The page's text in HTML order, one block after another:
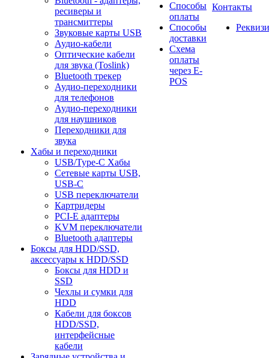
ресиверы и
трансмиттеры
Звуковые карты USB
Аудио-кабели
Оптические кабели
для звука (Toslink)
Bluetooth трекер
Аудио-переходники
для телефонов
Аудио-переходники
для наушников
Переходники для
звука
Хабы и переходники
USB/Type-C Хабы
Сетевые карты USB,
USB-C
USB переключатели
Картридеры
PCI-E адаптеры
KVM переключатели
Bluetooth адаптеры
Боксы для HDD/SSD,
аксессуары к HDD/SSD
Боксы для HDD и
SSD
Чехлы и сумки для
HDD
Кабели для боксов
HDD/SSD,
интерфейсные
кабели
Способы
оплаты
Способы
доставки
Схема
оплаты
через E-
POS
Контакты